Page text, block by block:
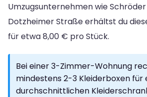
Umzugsunternehmen wie
Dotzheimer Straße erhältst du
für etwa 8,00 € pro Stück.
Bei einer 3-Zimmer-Wohnung
mindestens 2-3 Kleiderboxen für
durchschnittlichen